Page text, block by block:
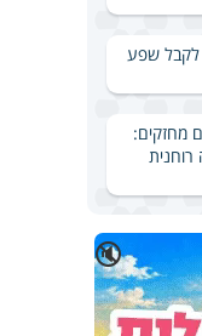
לקבל שפע
מחזקים:
רוחנית
🔇